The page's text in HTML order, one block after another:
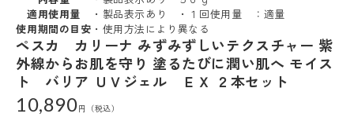
ペスカ カリーナ みずみずしいテクスチャー 紫
外線からお肌を守り 塗るたびに潤い肌へ モイス
ト バリア ＵＶジェル ＥＸ ２本セット
10,890
適用使用量
・製品表示あり ・１回使用量 ：適量
使用期間の目安 ・使用方法により異なる